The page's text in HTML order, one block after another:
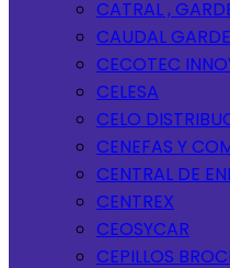
CATRAL ,
CAUDAL
CECOTEC
CELESA
CELO
CENEFAS Y
CENTRAL DE
CENTREX
CEOSYCAR
CEPILLOS